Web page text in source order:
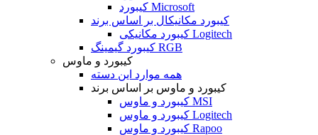
کیبورد Microsoft
کیبورد مکانیکال بر اساس برند
کیبورد مکانیکی Logitech
کیبورد گیمینگ RGB
کیبورد و ماوس
همه موارد این دسته
کیبورد و ماوس بر اساس برند
کیبورد و ماوس MSI
کیبورد و ماوس Logitech
کیبورد و ماوس Rapoo